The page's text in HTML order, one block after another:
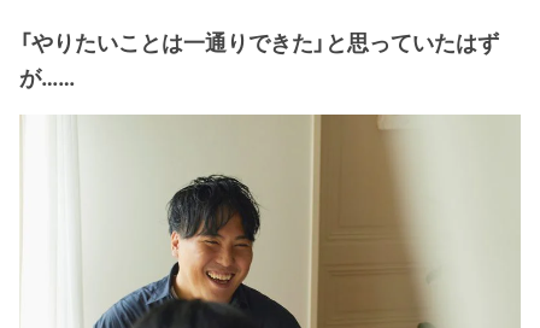
「やりたいことは一通りできた」と思っていたはず
が……